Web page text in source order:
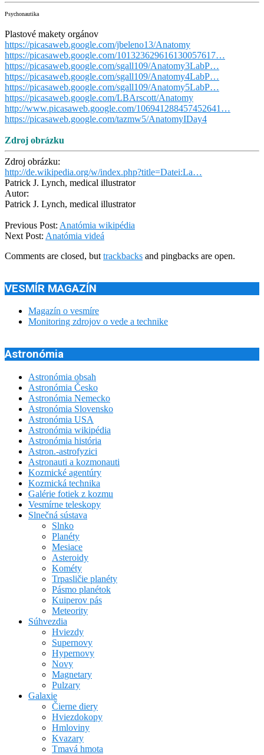
Psychonautika
Plastové makety orgánov
https://picasaweb.google.com/jbeleno13/Anatomy
https://picasaweb.google.com/101323629616130057617…
https://picasaweb.google.com/sgall109/Anatomy3LabP…
https://picasaweb.google.com/sgall109/Anatomy4LabP…
https://picasaweb.google.com/sgall109/Anatomy5LabP…
https://picasaweb.google.com/LBArscott/Anatomy
http://www.picasaweb.google.com/106941288457452641…
https://picasaweb.google.com/tazmw5/AnatomyIDay4
Zdroj obrázku
Zdroj obrázku:
http://de.wikipedia.org/w/index.php?title=Datei:La…
Patrick J. Lynch, medical illustrator
Autor:
Patrick J. Lynch, medical illustrator
2012-
09-
Previous Post: Anatómia wikipédia
Next Post: Anatómia videá
Comments are closed, but trackbacks and pingbacks are open.
VESMÍR MAGAZÍN
Magazín o vesmíre
Monitoring zdrojov o vede a technike
Astronómia
Astronómia obsah
Astronómia Česko
Astronómia Nemecko
Astronómia Slovensko
Astronómia USA
Astronómia wikipédia
Astronómia história
Astron.-astrofyzici
Astronauti a kozmonauti
Kozmické agentúry
Kozmická technika
Galérie fotiek z kozmu
Vesmírne teleskopy
Slnečná sústava
Slnko
Planéty
Mesiace
Asteroidy
Kométy
Trpasličie planéty
Pásmo planétok
Kuiperov pás
Meteority
Súhvezdia
Hviezdy
Supernovy
Hypernovy
Novy
Magnetary
Pulzary
Galaxie
Čierne diery
Hviezdokopy
Hmloviny
Kvazary
Tmavá hmota